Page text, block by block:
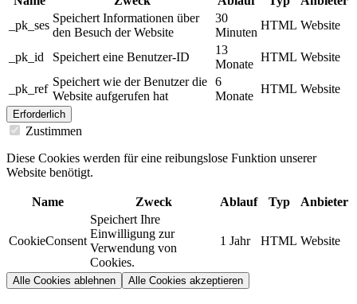
_pk_ses
Speichert Informationen über
den Besuch der Website
30
Minuten
HTML Website
_pk_id Speichert eine Benutzer-ID
13
Monate
HTML Website
_pk_ref
Speichert wie der Benutzer die
Website aufgerufen hat
6
Monate
HTML Website
Erforderlich
Zustimmen
Diese Cookies werden für eine reibungslose Funktion unserer
Website benötigt.
Name Zweck Ablauf Typ Anbieter
CookieConsent
Speichert Ihre
Einwilligung zur
Verwendung von
Cookies.
1 Jahr HTML Website
Alle Cookies ablehnen Alle Cookies akzeptieren